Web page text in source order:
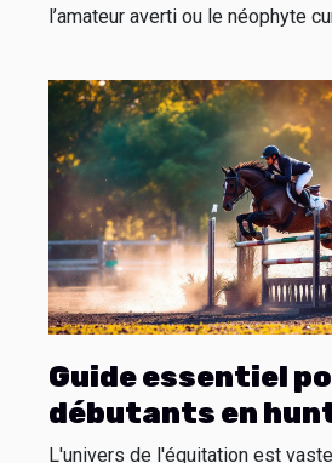
l’amateur averti ou le néophyte
Guide essentiel
débutants en
équestre
L'univers de l'équitation est